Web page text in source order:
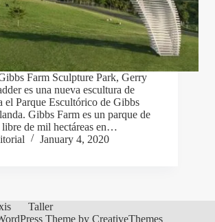
Farm Sculpture Park, Gerry
es una nueva escultura de
el Parque Escultórico de Gibbs
Gibbs Farm es un parque de
libre de mil hectáreas en…
January 4, 2020
Taller
Theme by CreativeThemes